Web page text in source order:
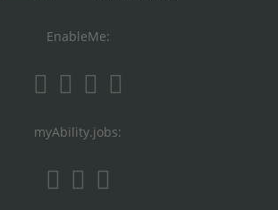
EnableMe:
myAbility.jobs: